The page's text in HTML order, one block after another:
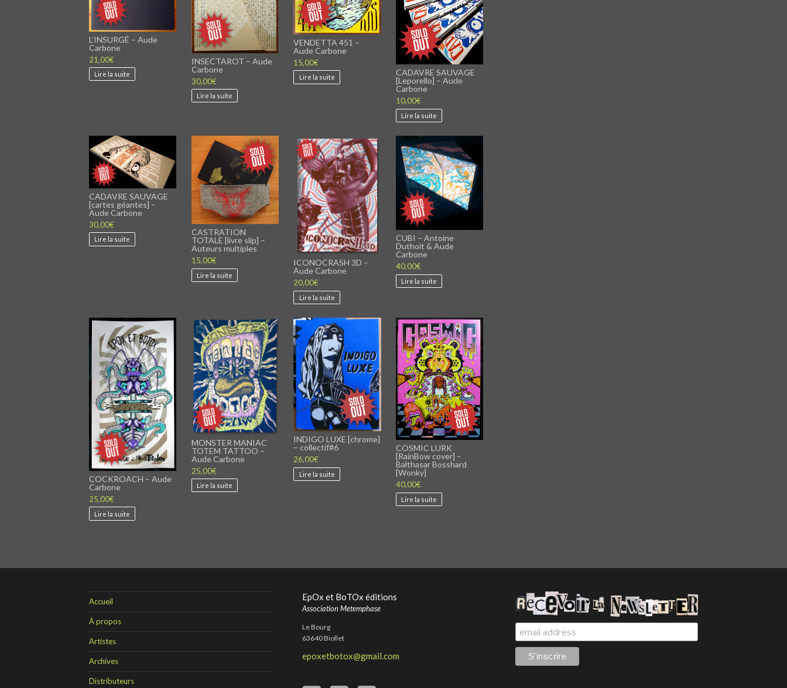
L’INSURGÉ – Aude
Carbone
21,00€
Lire la suite
INSECTAROT – Aude
Carbone
30,00€
Lire la suite
VENDETTA 451 –
Aude Carbone
15,00€
Lire la suite
CADAVRE SAUVAGE
[Leporello] – Aude
Carbone
10,00€
Lire la suite
CADAVRE SAUVAGE
[cartes géantes] –
Aude Carbone
30,00€
Lire la suite
CASTRATION
TOTALE [livre slip] –
Auteurs multiples
15,00€
Lire la suite
ICONOCRASH 3D –
Aude Carbone
20,00€
Lire la suite
CUBI – Antoine
Duthoit & Aude
Carbone
40,00€
Lire la suite
COCKROACH – Aude
Carbone
25,00€
Lire la suite
MONSTER MANIAC
TOTEM TATTOO –
Aude Carbone
25,00€
Lire la suite
INDIGO LUXE [chrome]
– collectif#6
26,00€
Lire la suite
COSMIC LURK
[RainBow cover] –
Balthasar Bosshard
[Wonky]
40,00€
Lire la suite
Accueil
À propos
Artistes
Archives
Distributeurs
EpOx et BoTOx éditions
Association Metemphase
Le Bourg
63640 Biollet
epoxetbotox@gmail.com